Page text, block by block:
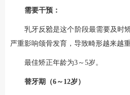
需要干预：
乳牙反𬌗是这个阶段最需要及时
严重影响颌骨发育，导致畸形越来越
最佳矫正年龄为3～5岁。
替牙期（6～12岁）